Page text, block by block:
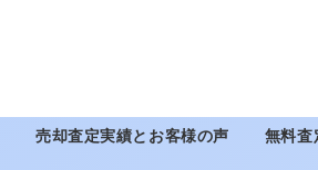
売却査定実績とお客様の声 無料査